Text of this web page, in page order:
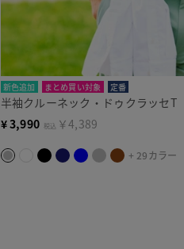
新色追加 まとめ買い対象 定番
半袖クルーネック・ドゥクラッセT
¥3,990 税込 ￥4,389
+ 29カラー